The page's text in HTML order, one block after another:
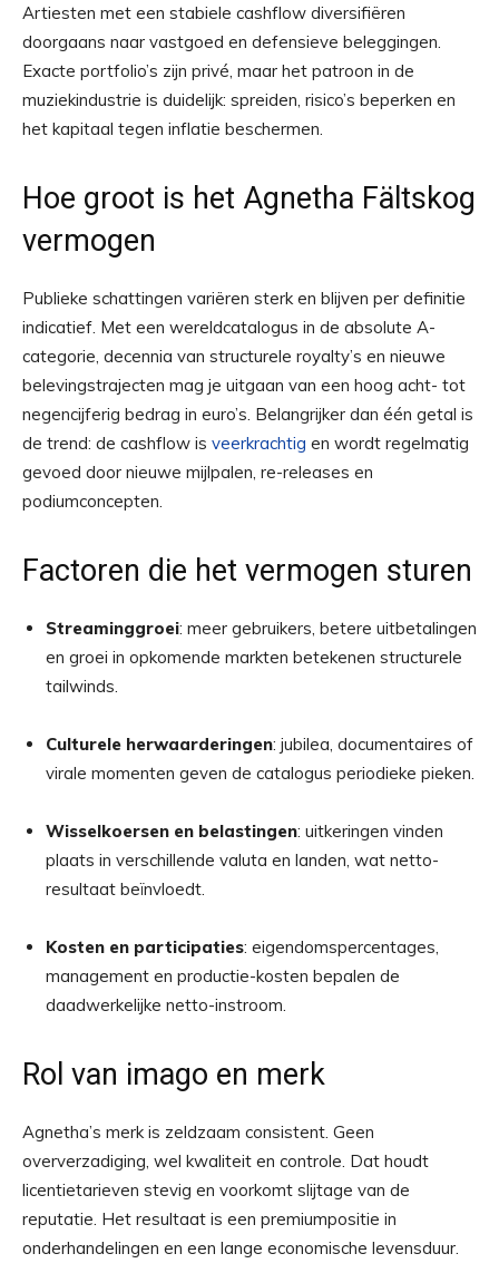
Artiesten met een stabiele cashflow diversifiëren
doorgaans naar vastgoed en defensieve beleggingen.
Exacte portfolio’s zijn privé, maar het patroon in de
muziekindustrie is duidelijk: spreiden, risico’s beperken en
het kapitaal tegen inflatie beschermen.
Hoe groot is het Agnetha Fältskog
vermogen
Publieke schattingen variëren sterk en blijven per definitie
indicatief. Met een wereldcatalogus in de absolute A-
categorie, decennia van structurele royalty’s en nieuwe
belevingstrajecten mag je uitgaan van een hoog acht- tot
negencijferig bedrag in euro’s. Belangrijker dan één getal is
de trend: de cashflow is veerkrachtig en wordt regelmatig
gevoed door nieuwe mijlpalen, re-releases en
podiumconcepten.
Factoren die het vermogen sturen
Streaminggroei: meer gebruikers, betere uitbetalingen
en groei in opkomende markten betekenen structurele
tailwinds.
Culturele herwaarderingen: jubilea, documentaires of
virale momenten geven de catalogus periodieke pieken.
Wisselkoersen en belastingen: uitkeringen vinden
plaats in verschillende valuta en landen, wat netto-
resultaat beïnvloedt.
Kosten en participaties: eigendomspercentages,
management en productie-kosten bepalen de
daadwerkelijke netto-instroom.
Rol van imago en merk
Agnetha’s merk is zeldzaam consistent. Geen
oververzadiging, wel kwaliteit en controle. Dat houdt
licentietarieven stevig en voorkomt slijtage van de
reputatie. Het resultaat is een premiumpositie in
onderhandelingen en een lange economische levensduur.